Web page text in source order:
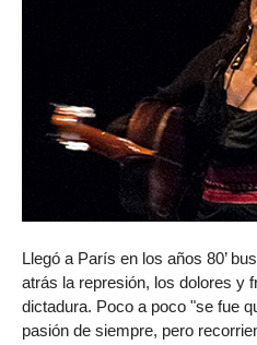
Llegó a París en los años 80’
atrás la represión, los dolores y
dictadura. Poco a poco "se fue
pasión de siempre, pero